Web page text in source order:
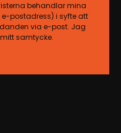
behandlar mina
postadress) i syfte att
via e-post. Jag
samtycke.